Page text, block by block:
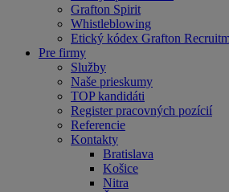
Grafton Spirit
Whistleblowing
Etický kódex Grafton
Pre firmy
Služby
Naše prieskumy
TOP kandidáti
Register pracovných pozícií
Referencie
Kontakty
Bratislava
Košice
Nitra